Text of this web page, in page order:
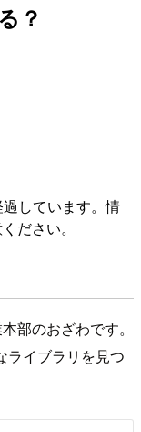
？
しています。情
ださい。
部のおざわです。
ライブラリを見つ